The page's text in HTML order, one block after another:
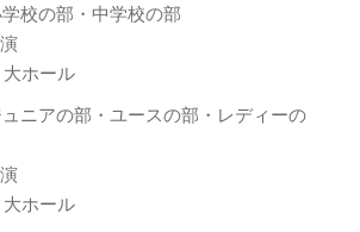
校の部・中学校の部
ホール
ニアの部・ユースの部・レディーの
ホール